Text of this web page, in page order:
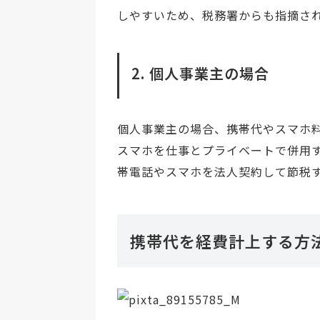
しやすいため、税務署からも指摘さ
2. 個人事業主の場合
個人事業主の場合、携帯代やスマホ
スマホを仕事とプライベートで併用
帯電話やスマホを法人契約して節税
携帯代を経費計上する方